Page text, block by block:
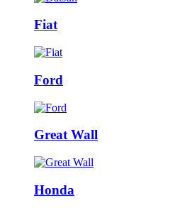
Fiat
Ford
Great Wall
Honda